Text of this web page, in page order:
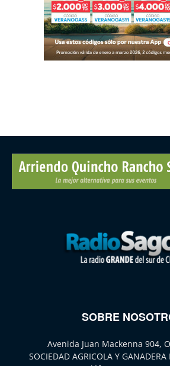
SOBRE
Avenida Juan Mackenna 904,
SOCIEDAD AGRICOLA Y